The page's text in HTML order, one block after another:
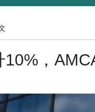
10%，